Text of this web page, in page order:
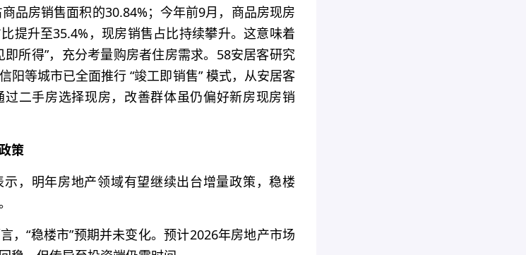
品房销售面积的30.84%；今年前9月，商品房现房
提升至35.4%，现房销售占比持续攀升。这意味着
所得”，充分考量购房者住房需求。58安居客研究
阳等城市已全面推行 “竣工即销售” 模式，从安居客
二手房选择现房，改善群体虽仍偏好新房现房销
策
，明年房地产领域有望继续出台增量政策，稳楼
，“稳楼市”预期并未变化。预计2026年房地产市场